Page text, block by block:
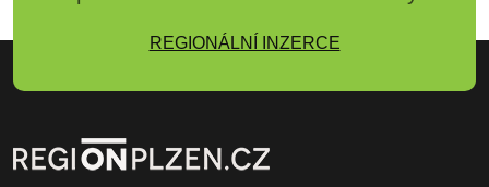
REGIONÁLNÍ INZERCE